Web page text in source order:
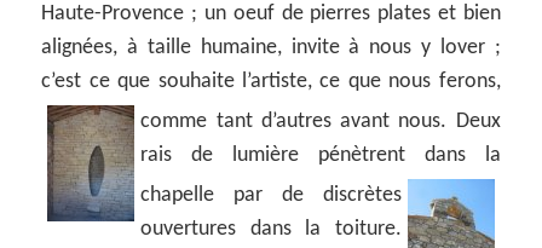
Haute-Provence ; un oeuf de pierres plates et bien
alignées, à taille humaine, invite à nous y lover ;
c’est ce que souhaite l’artiste, ce que nous ferons,
comme tant d’autres avant nous. Deux
rais de lumière pénètrent dans la
chapelle par de discrètes
ouvertures dans la toiture.